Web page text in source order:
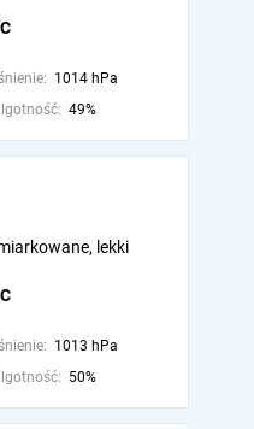
1014 hPa
49%
lekki
1013 hPa
50%